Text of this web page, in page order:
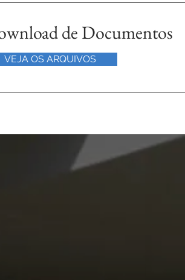
de Documentos
VEJA OS ARQUIVOS